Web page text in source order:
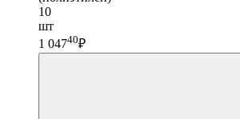
10
шт
1 04740₽